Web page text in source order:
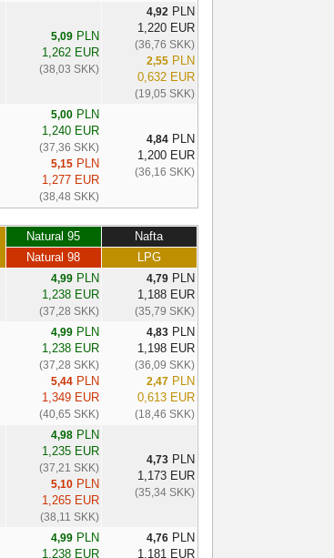
5,09PLN
1,262 EUR
(38,03 SKK)
4,92 PLN
1,220 EUR
(36,76 SKK)
2,55PLN
0,632 EUR
(19,05 SKK)
5,00PLN
1,240 EUR
(37,36 SKK)
5,15PLN
1,277 EUR
(38,48 SKK)
4,84PLN
1,200 EUR
(36,16 SKK)
Natural 95 Nafta
Natural 98 LPG
4,99PLN
1,238 EUR
(37,28 SKK)
4,79PLN
1,188 EUR
(35,79 SKK)
4,99PLN
1,238 EUR
(37,28 SKK)
5,44PLN
1,349 EUR
(40,65 SKK)
4,83PLN
1,198 EUR
(36,09 SKK)
2,47PLN
0,613 EUR
(18,46 SKK)
4,98PLN
1,235 EUR
(37,21 SKK)
5,10PLN
1,265 EUR
(38,11 SKK)
4,73PLN
1,173 EUR
(35,34 SKK)
4,99PLN
1,238 EUR
4,76PLN
1,181 EUR